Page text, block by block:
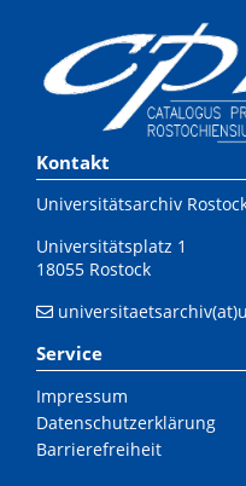
Kontakt
Universitätsarchiv
Universitätsplatz 1
18055 Rostock
Service
Impressum
Datenschutzerklärung
Barrierefreiheit